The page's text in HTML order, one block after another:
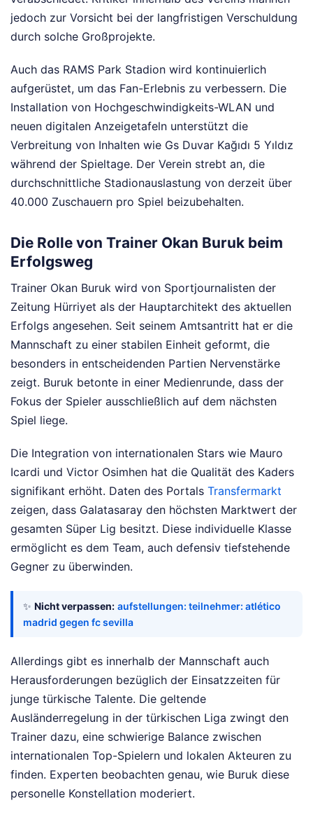
jedoch zur Vorsicht bei der langfristigen Verschuldung
durch solche Großprojekte.
Auch das RAMS Park Stadion wird kontinuierlich
aufgerüstet, um das Fan-Erlebnis zu verbessern. Die
Installation von Hochgeschwindigkeits-WLAN und
neuen digitalen Anzeigetafeln unterstützt die
Verbreitung von Inhalten wie Gs Duvar Kağıdı 5 Yıldız
während der Spieltage. Der Verein strebt an, die
durchschnittliche Stadionauslastung von derzeit über
40.000 Zuschauern pro Spiel beizubehalten.
Die Rolle von Trainer Okan Buruk beim
Erfolgsweg
Trainer Okan Buruk wird von Sportjournalisten der
Zeitung Hürriyet als der Hauptarchitekt des aktuellen
Erfolgs angesehen. Seit seinem Amtsantritt hat er die
Mannschaft zu einer stabilen Einheit geformt, die
besonders in entscheidenden Partien Nervenstärke
zeigt. Buruk betonte in einer Medienrunde, dass der
Fokus der Spieler ausschließlich auf dem nächsten
Spiel liege.
Die Integration von internationalen Stars wie Mauro
Icardi und Victor Osimhen hat die Qualität des Kaders
signifikant erhöht. Daten des Portals Transfermarkt
zeigen, dass Galatasaray den höchsten Marktwert der
gesamten Süper Lig besitzt. Diese individuelle Klasse
ermöglicht es dem Team, auch defensiv tiefstehende
Gegner zu überwinden.
✨ Nicht verpassen: aufstellungen: teilnehmer: atlético
madrid gegen fc sevilla
Allerdings gibt es innerhalb der Mannschaft auch
Herausforderungen bezüglich der Einsatzzeiten für
junge türkische Talente. Die geltende
Ausländerregelung in der türkischen Liga zwingt den
Trainer dazu, eine schwierige Balance zwischen
internationalen Top-Spielern und lokalen Akteuren zu
finden. Experten beobachten genau, wie Buruk diese
personelle Konstellation moderiert.